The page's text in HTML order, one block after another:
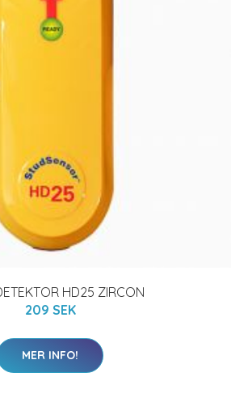
HD25 ZIRCON
209 SEK
MER INFO!